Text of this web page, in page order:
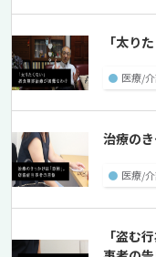
「太り
● 医療/
治療の
● 医療/
「盗む